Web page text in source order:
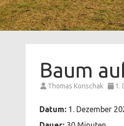
Baum
Thomas Konschak 1.
Datum: 1. Dezember